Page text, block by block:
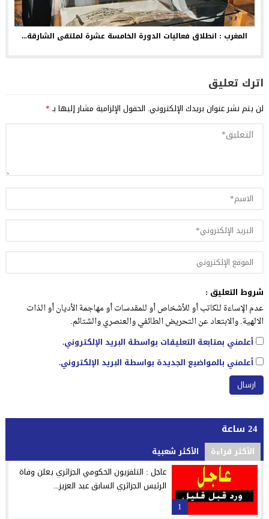
المغرب : انطلاق فعاليات الدورة الخامسة عشرة لملتقى الشارقة...
اترك تعليق
لن يتم نشر عنوان بريدك الإلكتروني. الحقول الإلزامية مشار إليها بـ*
شروط التعليق :
عدم الإساءة للكاتب أو للأشخاص أو للمقدسات أو مهاجمة الأديان أو الذات
الالهية. والابتعاد عن التحريض الطائفي والعنصري والشتائم.
أعلمني بمتابعة التعليقات بواسطة البريد الإلكتروني.
أعلمني بالمواضيع الجديدة بواسطة البريد الإلكتروني.
24 ساعة
الأكثر قراءة الأكثر شعبية
1
عاجل : التلفزيون الحكومي الجزائري يعلن وفاة
الرئيس الجزائري السابق عبد العزيز...